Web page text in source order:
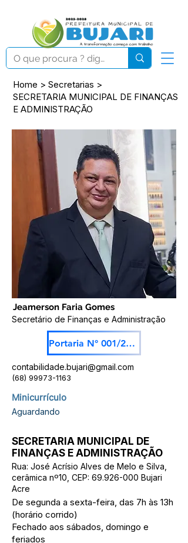
Home > Secretarias >
SECRETARIA MUNICIPAL DE FINANÇAS
E ADMINISTRAÇÃO
Jeamerson Faria Gomes
Secretário de Finanças e Administração
Portaria N° 001/2025
contabilidade.bujari@gmail.com
(68) 99973-1163
Minicurrículo
Aguardando
SECRETARIA MUNICIPAL DE
FINANÇAS E ADMINISTRAÇÃO
Rua: José Acrísio Alves de Melo e Silva,
cerâmica nº10, CEP: 69.926-000 Bujari
Acre
De segunda a sexta-feira, das 7h às 13h
(horário corrido)
Fechado aos sábados, domingo e
feriados